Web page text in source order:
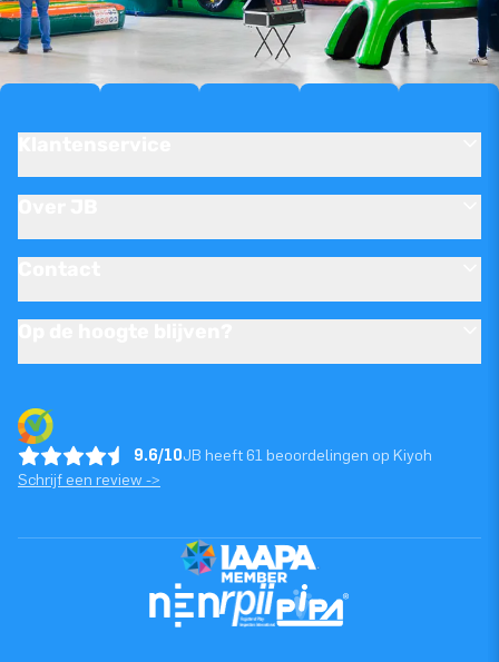
9.6/10JB heeft 61 beoordelingen op Kiyoh
Schrijf een review ->